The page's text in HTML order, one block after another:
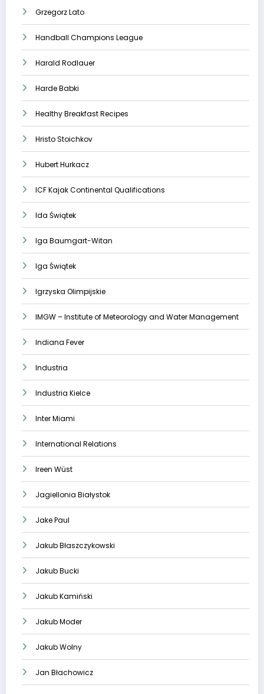
Grzegorz Lato
Handball Champions League
Harald Rodlauer
Harde Babki
Healthy Breakfast Recipes
Hristo Stoichkov
Hubert Hurkacz
ICF Kajak Continental Qualifications
Ida Świątek
Iga Baumgart-Witan
Iga Świątek
Igrzyska Olimpijskie
IMGW – Institute of Meteorology and Water Management
Indiana Fever
Industria
Industria Kielce
Inter Miami
International Relations
Ireen Wüst
Jagiellonia Białystok
Jake Paul
Jakub Błaszczykowski
Jakub Bucki
Jakub Kamiński
Jakub Moder
Jakub Wolny
Jan Błachowicz